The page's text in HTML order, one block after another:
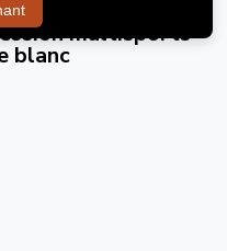
multisports
blanc